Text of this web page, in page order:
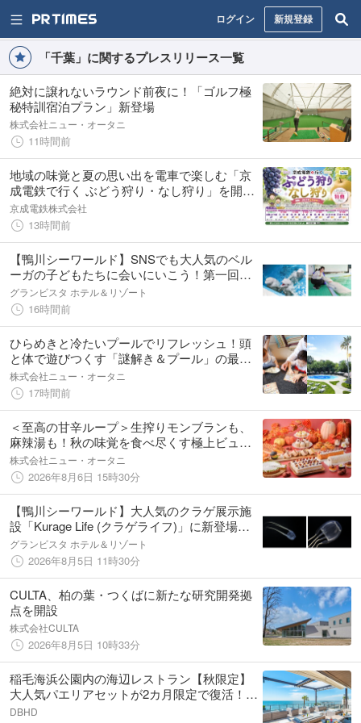
ログイン 新規登録
「千葉」に関するプレスリリース一覧
絶対に譲れないラウンド前夜に！「ゴルフ極
秘特訓宿泊プラン」新登場
株式会社ニュー・オータニ
11時間前
地域の味覚と夏の思い出を電車で楽しむ「京
成電鉄で行く ぶどう狩り・なし狩り」を開催
します！
京成電鉄株式会社
13時間前
【鴨川シーワールド】SNSでも大人気のベル
ーガの子どもたちに会いにいこう！第一回
「ベルーガプレミアムプラン」参加者募集
グランビスタ ホテル＆リゾート
16時間前
ひらめきと冷たいプールでリフレッシュ！頭
と体で遊びつくす「謎解き＆プール」の最強
宿泊プランが登場！
株式会社ニュー・オータニ
17時間前
＜至高の甘辛ループ＞生搾りモンブランも、
麻辣湯も！秋の味覚を食べ尽くす極上ビュッ
フェ登場
株式会社ニュー・オータニ
2026年8月6日 15時30分
【鴨川シーワールド】大人気のクラゲ展示施
設「Kurage Life (クラゲライフ)」に新登場！
夏の危険なクラゲ「アンドンクラゲ」を展示
開始
グランビスタ ホテル＆リゾート
2026年8月5日 11時30分
CULTA、柏の葉・つくばに新たな研究開発拠
点を開設
株式会社CULTA
2026年8月5日 10時33分
稲毛海浜公園内の海辺レストラン【秋限定】
大人気パエリアセットが2カ月限定で復活！
2026年9月2日（水）より再販売開始
DBHD